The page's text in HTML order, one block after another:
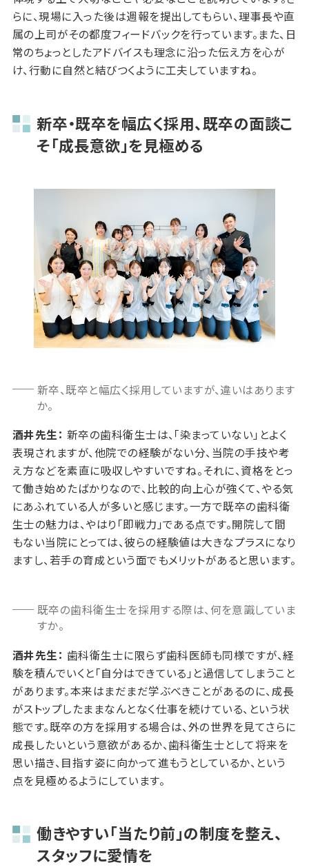
らに、現場に入った後は週報を提出してもらい、理事長や直
属の上司がその都度フィードバックを行っています。また、日
常のちょっとしたアドバイスも理念に沿った伝え方を心が
け、行動に自然と結びつくように工夫していますね。
新卒・既卒を幅広く採用、既卒の面談こ
そ「成長意欲」を見極める
新卒、既卒と幅広く採用していますが、違いはあります
か。
酒井先生： 新卒の歯科衛生士は、「染まっていない」とよく
表現されますが、他院での経験がない分、当院の手技や考
え方などを素直に吸収しやすいですね。それに、資格をとっ
て働き始めたばかりなので、比較的向上心が強くて、やる気
にあふれている人が多いと感じます。一方で既卒の歯科衛
生士の魅力は、やはり「即戦力」である点です。開院して間
もない当院にとっては、彼らの経験値は大きなプラスになり
ますし、若手の育成という面でもメリットがあると思います。
既卒の歯科衛生士を採用する際は、何を意識していま
すか。
酒井先生： 歯科衛生士に限らず歯科医師も同様ですが、経
験を積んでいくと「自分はできている」と過信してしまうこと
があります。本来はまだまだ学ぶべきことがあるのに、成長
がストップしたままなんとなく仕事を続けている、という状
態です。既卒の方を採用する場合は、外の世界を見てさらに
成長したいという意欲があるか、歯科衛生士として将来を
思い描き、目指す姿に向かって進もうとしているか、という
点を見極めるようにしています。
働きやすい「当たり前」の制度を整え、
スタッフに愛情を